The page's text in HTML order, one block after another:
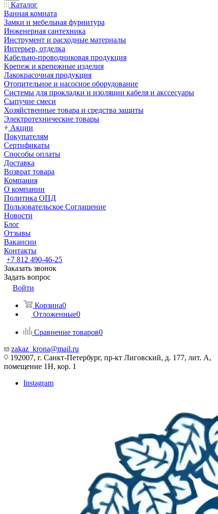
Каталог
Ванная комната
Замки и мебельная фурнитура
Инженерная сантехника
Инструмент и расходные материалы
Интерьер, отделка
Кабельно-проводниковая продукция
Крепеж и крепежные изделия
Лакокрасочная продукция
Отопительное и насосное оборудование
Системы для прокладки и изоляции кабеля и акссесуары
Сыпучие смеси
Хозяйственные товара и средства защиты
Электротехнические товары
Акции
Покупателям
Сертификаты
Способы оплаты
Доставка
Возврат товара
Компания
О компании
Политика ОПД
Пользовательское Соглашение
Новости
Блог
Отзывы
Вакансии
Контакты
+7 812 490-46-25
Заказать звонок
Задать вопрос
Войти
Корзина0
Отложенные0
Сравнение товаров0
zakaz_krona@mail.ru
192007, г. Санкт-Петербург, пр-кт Лиговский, д. 177, лит. А,
помещение 1Н, кор. 1
Instagram